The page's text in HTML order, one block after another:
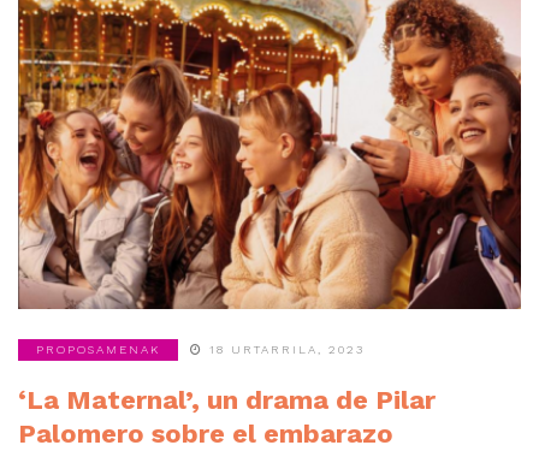
PROPOSAMENAK 18 URTARRILA, 2023
‘La Maternal’, un drama de Pilar
Palomero sobre el embarazo